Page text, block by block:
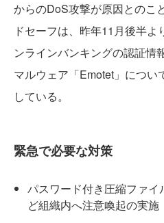
からのDoS攻撃が原因とのこ
ドセーフは、昨年11月後半
ンラインバンキングの認証情
マルウェア「Emotet」につ
している。
緊急で必要な対策
パスワード付き圧縮ファ
ど組織内へ注意喚起の実施